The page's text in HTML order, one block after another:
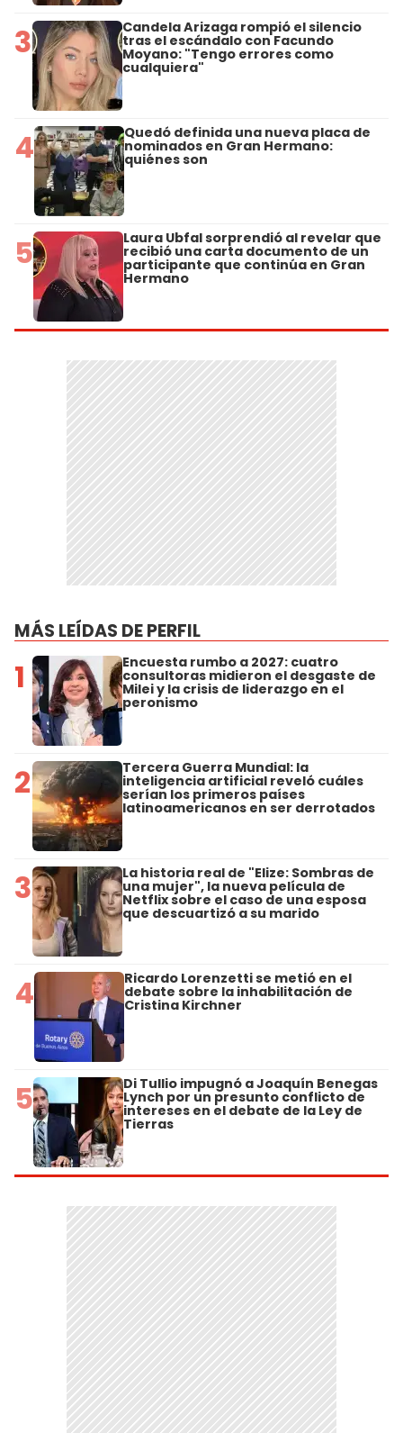
3 Candela Arizaga rompió el silencio
tras el escándalo con Facundo
Moyano: "Tengo errores como
cualquiera"
4 Quedó definida una nueva placa de
nominados en Gran Hermano:
quiénes son
5 Laura Ubfal sorprendió al revelar que
recibió una carta documento de un
participante que continúa en Gran
Hermano
MÁS LEÍDAS DE PERFIL
1 Encuesta rumbo a 2027: cuatro
consultoras midieron el desgaste de
Milei y la crisis de liderazgo en el
peronismo
2 Tercera Guerra Mundial: la
inteligencia artificial reveló cuáles
serían los primeros países
latinoamericanos en ser derrotados
3 La historia real de "Elize: Sombras de
una mujer", la nueva película de
Netflix sobre el caso de una esposa
que descuartizó a su marido
4 Ricardo Lorenzetti se metió en el
debate sobre la inhabilitación de
Cristina Kirchner
5 Di Tullio impugnó a Joaquín Benegas
Lynch por un presunto conflicto de
intereses en el debate de la Ley de
Tierras